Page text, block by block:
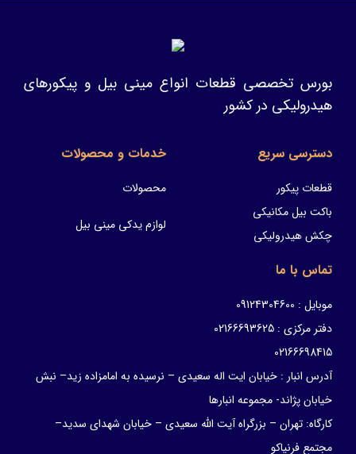
بورس تخصصی قطعات انواع مینی بیل و پیکورهای
هیدرولیکی در کشور
دسترسی سریع
قطعات پیکور
باکت بیل مکانیکی
چکش هیدرولیکی
خدمات و محصولات
محصولات
لوازم یدکی مینی بیل
تماس با ما
موبایل : 09124304600
دفتر مرکزی : 02166693625
02166698415
آدرس انبار : خیابان ایت اله سعیدی – نرسیده به امامزاده زید– نبش
خیابان پژاند- مجموعه انبارها
کارگاه: تهران – بزرگراه آیت الله سعیدی – خیابان شهدای سدید–
مجتمع فرنیاکو